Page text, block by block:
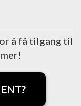
å få tilgang til